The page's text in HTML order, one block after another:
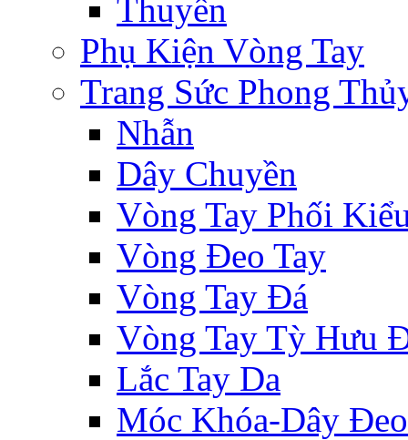
Thuyền
Phụ Kiện Vòng Tay
Trang Sức Phong
Nhẫn
Dây Chuyền
Vòng Tay Phối
Vòng Đeo Tay
Vòng Tay Đá
Vòng Tay Tỳ Hưu
Lắc Tay Da
Móc Khóa-Dây Đeo